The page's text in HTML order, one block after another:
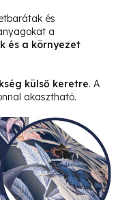
és
a
és a környezet
külső keretre. A
akasztható.